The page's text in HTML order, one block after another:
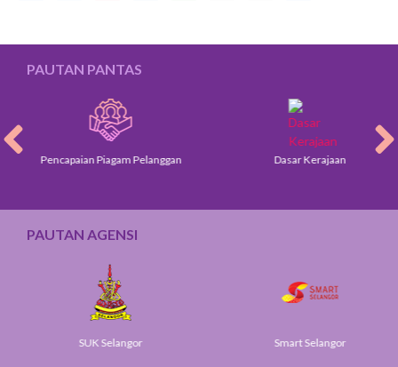
PAUTAN PANTAS
Pencapaian Piagam Pelanggan Dasar Kerajaan
PAUTAN AGENSI
SUK Selangor Smart Selangor